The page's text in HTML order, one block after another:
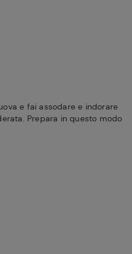
e fai assodare e indorare
Prepara in questo modo